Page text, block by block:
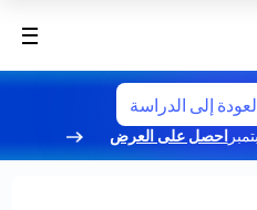
إلى الدراسة
احصل على العرض